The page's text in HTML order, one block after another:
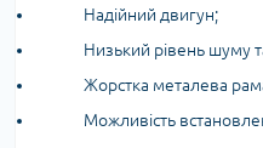
Надійний двигун;
Низький рівень шуму
Жорстка металева
Можливість